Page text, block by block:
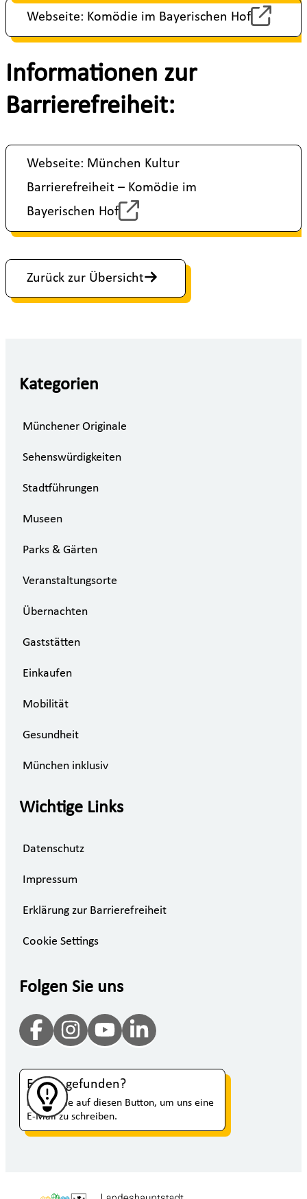
Webseite: Komödie im Bayerischen Hof
Informationen zur
Barrierefreiheit:
Webseite: München Kultur
Barrierefreiheit – Komödie im
Bayerischen Hof
Zurück zur Übersicht
Kategorien
Münchener Originale
Sehenswürdigkeiten
Stadtführungen
Museen
Parks & Gärten
Veranstaltungsorte
Übernachten
Gaststätten
Einkaufen
Mobilität
Gesundheit
München inklusiv
Wichtige Links
Datenschutz
Impressum
Erklärung zur Barrierefreiheit
Cookie Settings
Folgen Sie uns
Fehler gefunden?
Klicken Sie auf diesen Button, um uns eine
E-Mail zu schreiben.